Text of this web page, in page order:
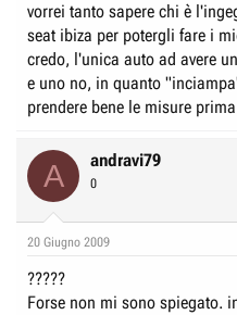
i
s
c
u
s
n
z
i
o
vorrei tanto sapere chi è
seat ibiza per potergli fare i
credo, l'unica auto ad avere
e uno no, in quanto
prendere bene le misure
A andravi79
0
20 Giugno 2009
?????
Forse non mi sono spiegato.